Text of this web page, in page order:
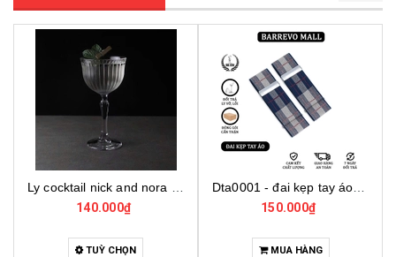
140.000₫
TUỲ CHỌN
150.000₫
MUA HÀNG